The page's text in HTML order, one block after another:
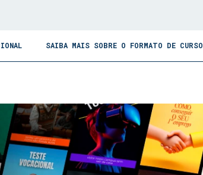
SAIBA MAIS SOBRE O FORMATO DE CURSO